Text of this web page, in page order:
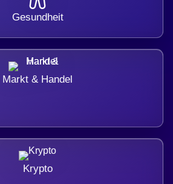
Gesundheit
Markt & Handel
Krypto